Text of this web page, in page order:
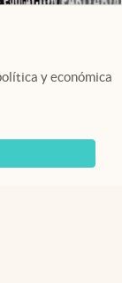
y económica